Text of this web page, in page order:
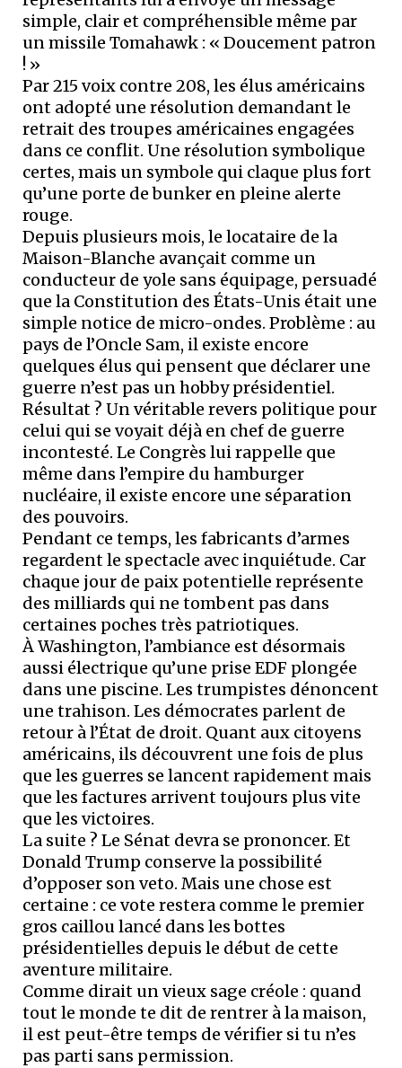
simple, clair et compréhensible même par
un missile Tomahawk : « Doucement patron
! »
Par 215 voix contre 208, les élus américains
ont adopté une résolution demandant le
retrait des troupes américaines engagées
dans ce conflit. Une résolution symbolique
certes, mais un symbole qui claque plus fort
qu’une porte de bunker en pleine alerte
rouge.
Depuis plusieurs mois, le locataire de la
Maison-Blanche avançait comme un
conducteur de yole sans équipage, persuadé
que la Constitution des États-Unis était une
simple notice de micro-ondes. Problème : au
pays de l’Oncle Sam, il existe encore
quelques élus qui pensent que déclarer une
guerre n’est pas un hobby présidentiel.
Résultat ? Un véritable revers politique pour
celui qui se voyait déjà en chef de guerre
incontesté. Le Congrès lui rappelle que
même dans l’empire du hamburger
nucléaire, il existe encore une séparation
des pouvoirs.
Pendant ce temps, les fabricants d’armes
regardent le spectacle avec inquiétude. Car
chaque jour de paix potentielle représente
des milliards qui ne tombent pas dans
certaines poches très patriotiques.
À Washington, l’ambiance est désormais
aussi électrique qu’une prise EDF plongée
dans une piscine. Les trumpistes dénoncent
une trahison. Les démocrates parlent de
retour à l’État de droit. Quant aux citoyens
américains, ils découvrent une fois de plus
que les guerres se lancent rapidement mais
que les factures arrivent toujours plus vite
que les victoires.
La suite ? Le Sénat devra se prononcer. Et
Donald Trump conserve la possibilité
d’opposer son veto. Mais une chose est
certaine : ce vote restera comme le premier
gros caillou lancé dans les bottes
présidentielles depuis le début de cette
aventure militaire.
Comme dirait un vieux sage créole : quand
tout le monde te dit de rentrer à la maison,
il est peut-être temps de vérifier si tu n’es
pas parti sans permission.